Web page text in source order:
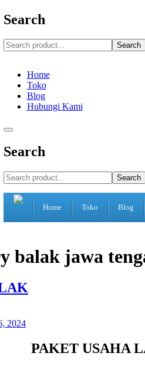
Search
Search
Home
Toko
Blog
Hubungi Kami
Search
Search
Home Toko Blog
balak jawa
2024
PAKET USAHA